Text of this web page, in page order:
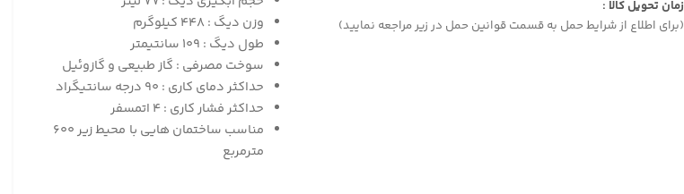
زمان تحویل کالا :
(برای اطلاع از شرایط حمل به قسمت قوانین حمل در زیر مراجعه نمایید)
وزن دیگ : ۴۴۸ کیلوگرم
طول دیگ : ۱۰۹ سانتیمتر
سوخت مصرفی : گاز طبیعی و گازوئیل
حداکثر دمای کاری : ۹۰ درجه سانتیگراد
حداکثر فشار کاری : ۴ اتمسفر
مناسب ساختمان هایی با محیط زیر ۶۰۰
مترمربع